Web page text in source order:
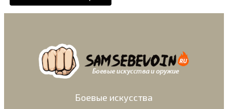
Боевые искусства